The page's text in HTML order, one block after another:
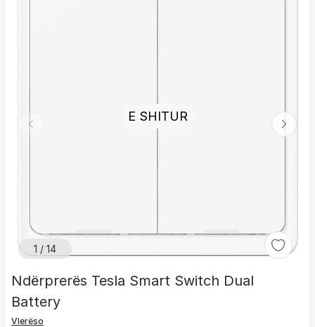
1 / 14
E SHITUR
Ndërprerës Tesla Smart Switch Dual
Battery
Vlerëso